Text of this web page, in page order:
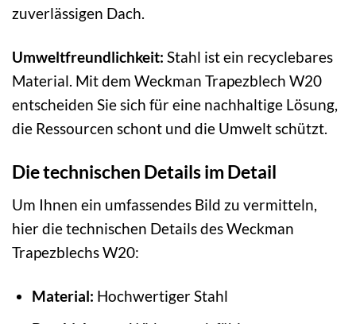
zuverlässigen Dach.
Umweltfreundlichkeit: Stahl ist ein recyclebares
Material. Mit dem Weckman Trapezblech W20
entscheiden Sie sich für eine nachhaltige Lösung,
die Ressourcen schont und die Umwelt schützt.
Die technischen Details im Detail
Um Ihnen ein umfassendes Bild zu vermitteln,
hier die technischen Details des Weckman
Trapezblechs W20:
Material: Hochwertiger Stahl